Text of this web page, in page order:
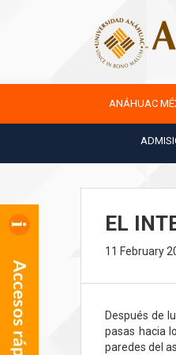
ANÁHUAC
EL
11 February
Después de
pasas hacia
paredes del